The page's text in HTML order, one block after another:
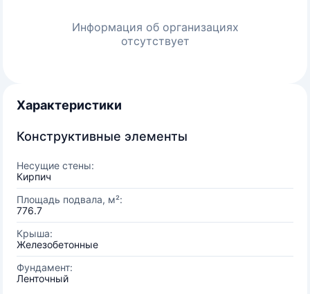
Информация об организациях
отсутствует
Характеристики
Конструктивные элементы
Несущие стены:
Кирпич
Площадь подвала, м²:
776.7
Крыша:
Железобетонные
Фундамент:
Ленточный